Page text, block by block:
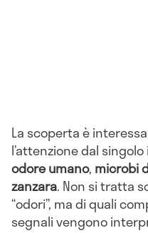
La scoperta è
l’attenzione dal
odore umano, microbi
zanzara. Non si tratta
“odori”, ma di quali
segnali vengono